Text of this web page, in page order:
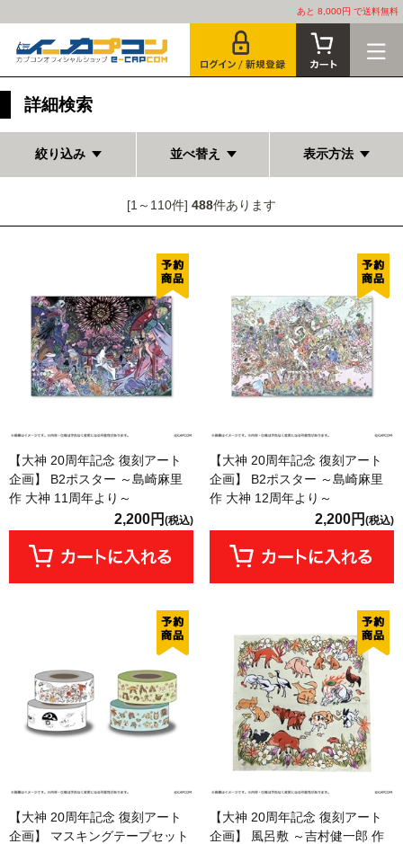
あと 8,000円 で送料無料
詳細検索
絞り込み 並べ替え 表示方法
[1～110件] 488件あります
【大神 20周年記念 復刻アート
企画】 B2ポスター ～島崎麻里
作 大神 11周年より～
2,200円 (税込)
【大神 20周年記念 復刻アート
企画】 B2ポスター ～島崎麻里
作 大神 12周年より～
2,200円 (税込)
【大神 20周年記念 復刻アート
企画】 マスキングテープセット
【大神 20周年記念 復刻アート
企画】 風呂敷 ～吉村健一郎 作